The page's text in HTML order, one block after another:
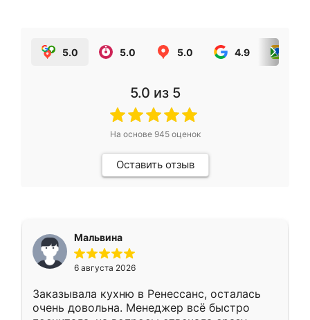
5.0 5.0 5.0 4.9
5.0 из 5
На основе 945оценок
Оставить отзыв
Мальвина
6 августа 2026
Заказывала кухню в Ренессанс, осталась
очень довольна. Менеджер всё быстро